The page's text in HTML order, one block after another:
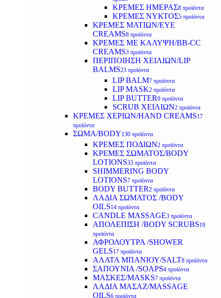
ΚΡΕΜΕΣ ΗΜΕΡΑΣ8 προϊόντα
ΚΡΕΜΕΣ ΝΥΚΤΟΣ5 προϊόντα
ΚΡΕΜΕΣ ΜΑΤΙΩΝ/EYE
CREAMS8 προϊόντα
ΚΡΕΜΕΣ ΜΕ ΚΑΛΥΨΗ/BB-CC
CREAMS3 προϊόντα
ΠΕΡΙΠΟΙΗΣΗ ΧΕΙΛΙΩΝ/LIP
BALMS23 προϊόντα
LIP BALM7 προϊόντα
LIP MASK2 προϊόντα
LIP BUTTER9 προϊόντα
SCRUB ΧΕΙΛΙΩΝ2 προϊόντα
ΚΡΕΜΕΣ ΧΕΡΙΩΝ/HAND CREAMS17
προϊόντα
ΣΩΜΑ/BODY130 προϊόντα
ΚΡΕΜΕΣ ΠΟΔΙΩΝ2 προϊόντα
ΚΡΕΜΕΣ ΣΩΜΑΤΟΣ/BODY
LOTIONS33 προϊόντα
SHIMMERING BODY
LOTIONS7 προϊόντα
BODY BUTTER2 προϊόντα
ΛΑΔΙΑ ΣΩΜΑΤΟΣ /BODY
OILS14 προϊόντα
CANDLE MASSAGE3 προϊόντα
ΑΠΟΛΕΠΙΣΗ /BODY SCRUBS19
προϊόντα
ΑΦΡΟΛΟΥΤΡΑ /SHOWER
GELS17 προϊόντα
ΑΛΑΤΑ ΜΠΑΝΙΟΥ/SALT8 προϊόντα
ΣΑΠΟΥΝΙΑ /SOAPS4 προϊόντα
ΜΑΣΚΕΣ/MASKS7 προϊόντα
ΛΑΔΙΑ ΜΑΣΑΖ/MASSAGE
OILS6 προϊόντα